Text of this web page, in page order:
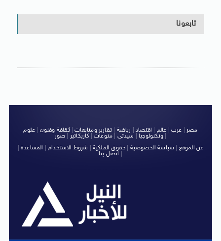
تابعونا
مصر عرب عالم اقتصاد رياضة |تقارير ومتابعات|ثقافة وفنون
علوم
وتكنولوجيا| سيدتى منوعات كاريكاتير صور
|
عن الموقع
سياسة الخصوصية حقوق الملكية شروط الاستخدام| المساعدة|
اتصل بنا